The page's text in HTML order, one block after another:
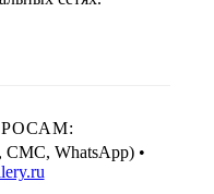
СМС, WhatsApp) •